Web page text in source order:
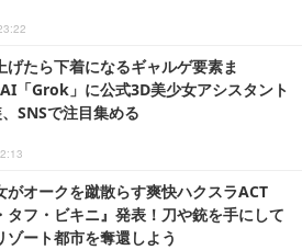
げたら下着になるギャルゲ要素ま
「Grok」に公式3D美少女アシスタント
SNSで注目集める
がオークを蹴散らす爽快ハクスラACT
タフ・ビキニ』発表！刀や銃を手にして
ゾート都市を奪還しよう